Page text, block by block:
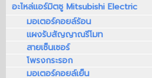
อะไหล่แอร์มิตซู Mitsubishi Electric
มอเตอร์คอยล์ร้อน
แผงรับสัญญาณรีโมท
สายเซ็นเซอร์
โพรงกระรอก
มอเตอร์คอยล์เย็น